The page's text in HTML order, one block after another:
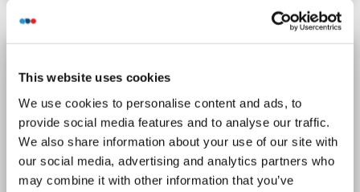
This website uses cookies
We use cookies to personalise content and ads, to
provide social media features and to analyse our traffic.
We also share information about your use of our site with
our social media, advertising and analytics partners who
may combine it with other information that you’ve
CMTM8 Reactivité: Lapin
Cell Culture Supernatant, Plasma, Serum, Tissue Homogenate
N° du produit ABIN774548
Fiche technique Détails